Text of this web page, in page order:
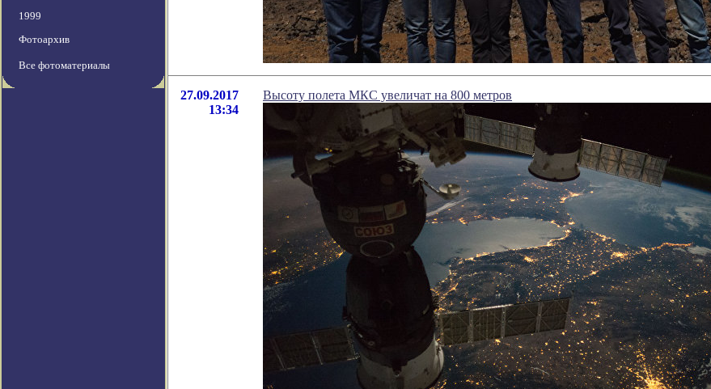
1999
Фотоархив
Все фотоматериалы
27.09.2017
13:34
Высоту полета МКС увеличат на 800 метров